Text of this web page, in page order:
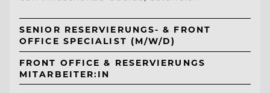
SENIOR RESERVIERUNGS- & FRONT
OFFICE SPECIALIST (M/W/D)
FRONT OFFICE & RESERVIERUNGS
MITARBEITER:IN